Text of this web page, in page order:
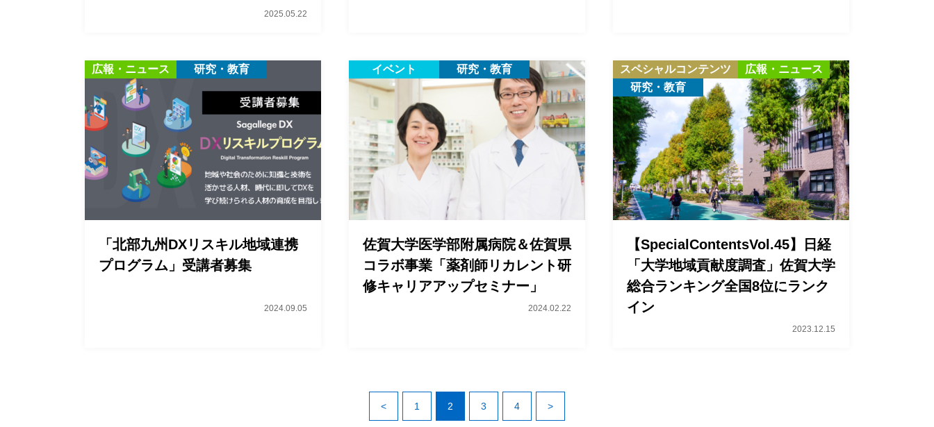
2025.05.22
広報・ニュース 研究・教育
「北部九州DXリスキル地域連携
プログラム」受講者募集
2024.09.05
イベント 研究・教育
佐賀大学医学部附属病院＆佐賀県
コラボ事業「薬剤師リカレント研
修キャリアアップセミナー」
2024.02.22
スペシャルコンテンツ
広報・ニュース
研究・教育
【SpecialContentsVol.45】日経
「大学地域貢献度調査」佐賀大学
総合ランキング全国8位にランク
イン
2023.12.15
< 1 2 3 4 >